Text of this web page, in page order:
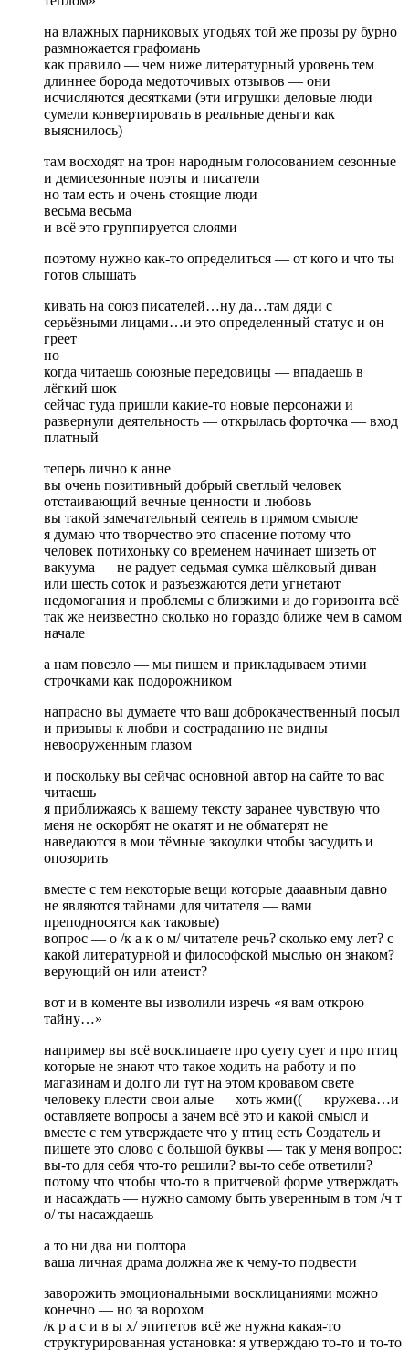
на влажных парниковых угодьях той же прозы ру бурно
размножается графомань
как правило — чем ниже литературный уровень тем
длиннее борода медоточивых отзывов — они
исчисляются десятками (эти игрушки деловые люди
сумели конвертировать в реальные деньги как
выяснилось)
там восходят на трон народным голосованием сезонные
и демисезонные поэты и писатели
но там есть и очень стоящие люди
весьма весьма
и всё это группируется слоями
поэтому нужно как-то определиться — от кого и что ты
готов слышать
кивать на союз писателей…ну да…там дяди с
серьёзными лицами…и это определенный статус и он
греет
но
когда читаешь союзные передовицы — впадаешь в
лёгкий шок
сейчас туда пришли какие-то новые персонажи и
развернули деятельность — открылась форточка — вход
платный
теперь лично к анне
вы очень позитивный добрый светлый человек
отстаивающий вечные ценности и любовь
вы такой замечательный сеятель в прямом смысле
я думаю что творчество это спасение потому что
человек потихоньку со временем начинает шизеть от
вакуума — не радует седьмая сумка шёлковый диван
или шесть соток и разъезжаются дети угнетают
недомогания и проблемы с близкими и до горизонта всё
так же неизвестно сколько но гораздо ближе чем в самом
начале
а нам повезло — мы пишем и прикладываем этими
строчками как подорожником
напрасно вы думаете что ваш доброкачественный посыл
и призывы к любви и состраданию не видны
невооруженным глазом
и поскольку вы сейчас основной автор на сайте то вас
читаешь
я приближаясь к вашему тексту заранее чувствую что
меня не оскорбят не окатят и не обматерят не
наведаются в мои тёмные закоулки чтобы засудить и
опозорить
вместе с тем некоторые вещи которые дааавным давно
не являются тайнами для читателя — вами
преподносятся как таковые)
вопрос — о /к а к о м/ читателе речь? сколько ему лет? с
какой литературной и философской мыслью он знаком?
верующий он или атеист?
вот и в коменте вы изволили изречь «я вам открою
тайну…»
например вы всё восклицаете про суету сует и про птиц
которые не знают что такое ходить на работу и по
магазинам и долго ли тут на этом кровавом свете
человеку плести свои алые — хоть жми(( — кружева…и
оставляете вопросы а зачем всё это и какой смысл и
вместе с тем утверждаете что у птиц есть Создатель и
пишете это слово с большой буквы — так у меня вопрос:
вы-то для себя что-то решили? вы-то себе ответили?
потому что чтобы что-то в притчевой форме утверждать
и насаждать — нужно самому быть уверенным в том /ч т
о/ ты насаждаешь
а то ни два ни полтора
ваша личная драма должна же к чему-то подвести
заворожить эмоциональными восклицаниями можно
конечно — но за ворохом
/к р а с и в ы х/ эпитетов всё же нужна какая-то
структурированная установка: я утверждаю то-то и то-то